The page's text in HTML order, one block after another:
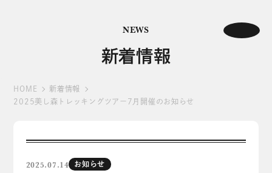
NEWS
新着情報
HOME
新着情報
2025美し森トレッキングツアー7月開催のお知らせ
2025.07.14 お知らせ